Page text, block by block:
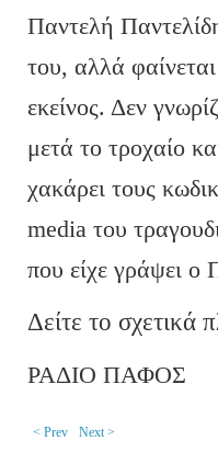
Παντελή
του, αλλά φαίνεται
εκείνος. Δεν
μετά το τροχαίο
χακάρει τους
media του
που είχε γράψει ο
Δείτε το σχετικά
ΡΑΔΙΟ ΠΑΦΟΣ
< Prev Next >